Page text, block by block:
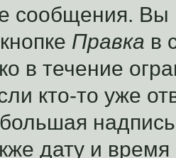
сообщения. Вы
Правка в
в течение
кто-то уже
дату и